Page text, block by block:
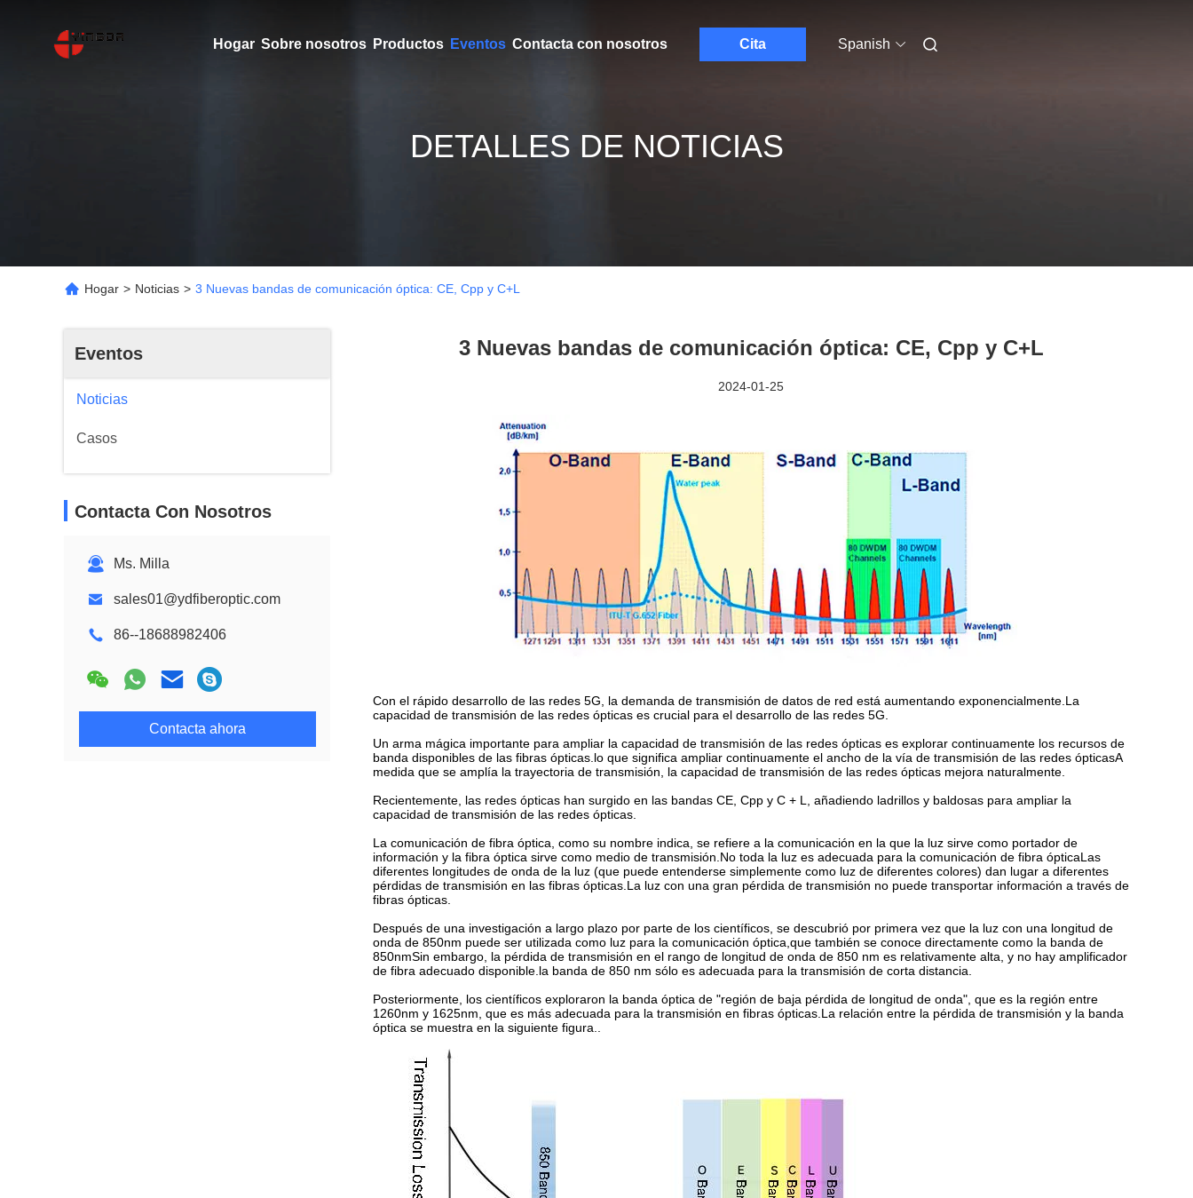
Hogar Sobre nosotros Productos Eventos Contacta con nosotros Cita Spanish
DETALLES DE NOTICIAS
Hogar > Noticias > 3 Nuevas bandas de comunicación óptica: CE, Cpp y C+L
Eventos
Noticias
Casos
Contacta Con Nosotros
Ms. Milla
sales01@ydfiberoptic.com
86--18688982406
Contacta ahora
3 Nuevas bandas de comunicación óptica: CE, Cpp y C+L
2024-01-25
Con el rápido desarrollo de las redes 5G, la demanda de transmisión de datos de red está aumentando exponencialmente.La
capacidad de transmisión de las redes ópticas es crucial para el desarrollo de las redes 5G.
Un arma mágica importante para ampliar la capacidad de transmisión de las redes ópticas es explorar continuamente los recursos de
banda disponibles de las fibras ópticas.lo que significa ampliar continuamente el ancho de la vía de transmisión de las redes ópticasA
medida que se amplía la trayectoria de transmisión, la capacidad de transmisión de las redes ópticas mejora naturalmente.
Recientemente, las redes ópticas han surgido en las bandas CE, Cpp y C + L, añadiendo ladrillos y baldosas para ampliar la
capacidad de transmisión de las redes ópticas.
La comunicación de fibra óptica, como su nombre indica, se refiere a la comunicación en la que la luz sirve como portador de
información y la fibra óptica sirve como medio de transmisión.No toda la luz es adecuada para la comunicación de fibra ópticaLas
diferentes longitudes de onda de la luz (que puede entenderse simplemente como luz de diferentes colores) dan lugar a diferentes
pérdidas de transmisión en las fibras ópticas.La luz con una gran pérdida de transmisión no puede transportar información a través de
fibras ópticas.
Después de una investigación a largo plazo por parte de los científicos, se descubrió por primera vez que la luz con una longitud de
onda de 850nm puede ser utilizada como luz para la comunicación óptica,que también se conoce directamente como la banda de
850nmSin embargo, la pérdida de transmisión en el rango de longitud de onda de 850 nm es relativamente alta, y no hay amplificador
de fibra adecuado disponible.la banda de 850 nm sólo es adecuada para la transmisión de corta distancia.
Posteriormente, los científicos exploraron la banda óptica de "región de baja pérdida de longitud de onda", que es la región entre
1260nm y 1625nm, que es más adecuada para la transmisión en fibras ópticas.La relación entre la pérdida de transmisión y la banda
óptica se muestra en la siguiente figura..